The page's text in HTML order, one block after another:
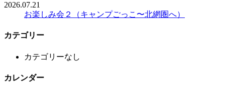
2026.07.21
お楽しみ会２（キャンプごっこ〜北網圏へ）
カテゴリー
カテゴリーなし
カレンダー